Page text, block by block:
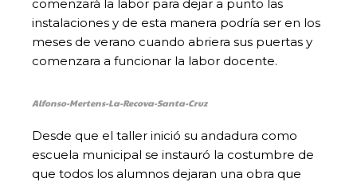
comenzará la labor para dejar a punto las
instalaciones y de esta manera podría ser en los
meses de verano cuando abriera sus puertas y
comenzara a funcionar la labor docente.
Alfonso-Mertens-La-Recova-Santa-Cruz
Desde que el taller inició su andadura como
escuela municipal se instauró la costumbre de
que todos los alumnos dejaran una obra que